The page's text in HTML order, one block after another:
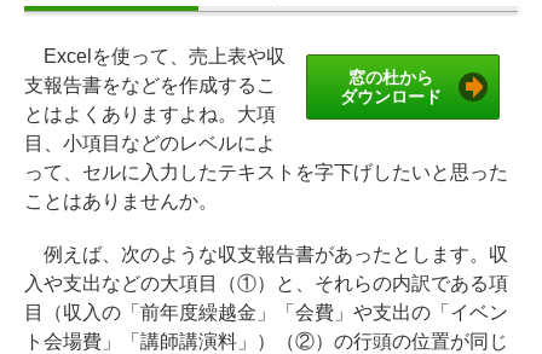
窓の杜から
ダウンロード
Excelを使って、売上表や収
支報告書をなどを作成するこ
とはよくありますよね。大項
目、小項目などのレベルによ
って、セルに入力したテキストを字下げしたいと思った
ことはありませんか。
例えば、次のような収支報告書があったとします。収
入や支出などの大項目（①）と、それらの内訳である項
目（収入の「前年度繰越金」「会費」や支出の「イベン
ト会場費」「講師講演料」）（②）の行頭の位置が同じ